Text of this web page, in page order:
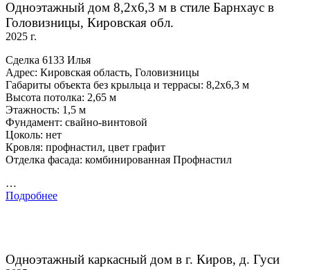
Одноэтажный дом 8,2х6,3 м в стиле Барнхаус в
Головизницы, Кировская обл.
2025 г.
Сделка 6133 Илья
Адрес: Кировская область, Головизницы
Габариты объекта без крыльца и террасы: 8,2х6,3 м
Высота потолка: 2,65 м
Этажность: 1,5 м
Фундамент: свайно-винтовой
Цоколь: нет
Кровля: профнастил, цвет графит
Отделка фасада: комбинированная Профнастил
…
Подробнее
Одноэтажный каркасный дом в г. Киров, д. Гуси